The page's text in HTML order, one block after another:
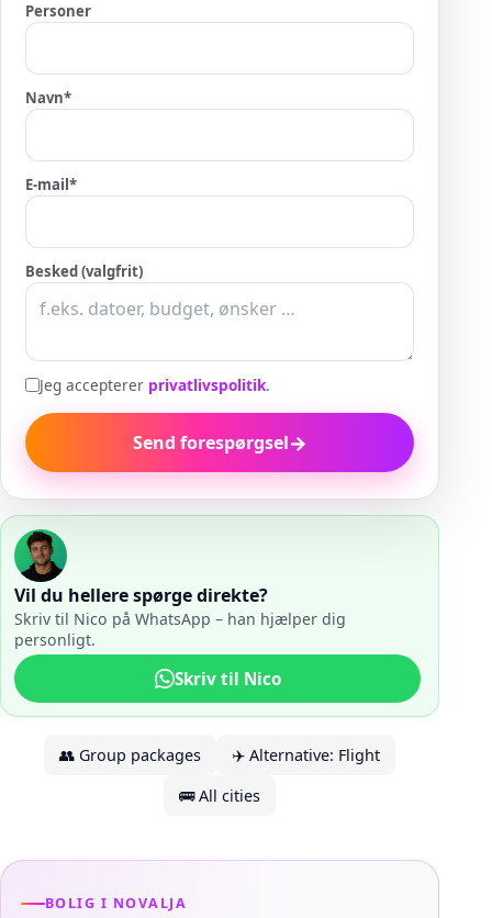
Personer
Navn*
E-mail*
Besked (valgfrit)
Jeg accepterer privatlivspolitik.
Send forespørgsel→
Vil du hellere spørge direkte?
Skriv til Nico på WhatsApp – han hjælper dig
personligt.
Skriv til Nico
👥 Group packages ✈️ Alternative: Flight
🚌All cities
BOLIG I NOVALJA